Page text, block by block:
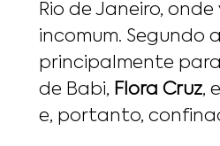
Rio de Janeiro,
incomum. Segundo
principalmente
de Babi, Flora Cruz,
e, portanto,